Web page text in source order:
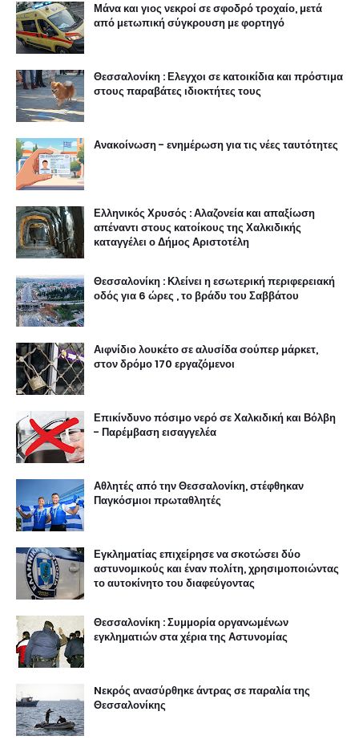
Μάνα και γιος νεκροί σε σφοδρό τροχαίο, μετά
από μετωπική σύγκρουση με φορτηγό
Θεσσαλονίκη : Ελεγχοι σε κατοικίδια και πρόστιμα
στους παραβάτες ιδιοκτήτες τους
Ανακοίνωση - ενημέρωση για τις νέες ταυτότητες
Ελληνικός Χρυσός : Αλαζονεία και απαξίωση
απέναντι στους κατοίκους της Χαλκιδικής
καταγγέλει ο Δήμος Αριστοτέλη
Θεσσαλονίκη : Κλείνει η εσωτερική περιφερειακή
οδός για 6 ώρες , το βράδυ του Σαββάτου
Αιφνίδιο λουκέτο σε αλυσίδα σούπερ μάρκετ,
στον δρόμο 170 εργαζόμενοι
Επικίνδυνο πόσιμο νερό σε Χαλκιδική και Βόλβη
- Παρέμβαση εισαγγελέα
Αθλητές από την Θεσσαλονίκη, στέφθηκαν
Παγκόσμιοι πρωταθλητές
Εγκληματίας επιχείρησε να σκοτώσει δύο
αστυνομικούς και έναν πολίτη, χρησιμοποιώντας
το αυτοκίνητο του διαφεύγοντας
Θεσσαλονίκη : Συμμορία οργανωμένων
εγκληματιών στα χέρια της Αστυνομίας
Nεκρός ανασύρθηκε άντρας σε παραλία της
Θεσσαλονίκης